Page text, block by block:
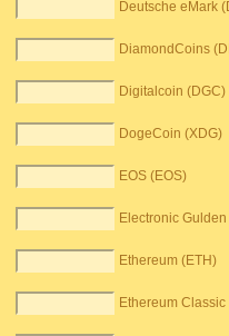
Deutsche eMark
DiamondCoins
Digitalcoin (DGC)
DogeCoin (XDG)
EOS (EOS)
Electronic
Ethereum (ETH)
Ethereum Classic